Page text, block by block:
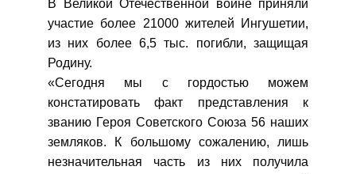
В Великой Отечественной войне приняли
участие более 21000 жителей Ингушетии,
из них более 6,5 тыс. погибли, защищая
Родину.
«Сегодня мы с гордостью можем
констатировать факт представления к
званию Героя Советского Союза 56 наших
земляков. К большому сожалению, лишь
незначительная часть из них получила